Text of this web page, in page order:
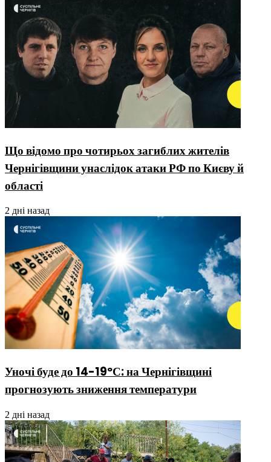
Що відомо про чотирьох загиблих жителів
Чернігівщини унаслідок атаки РФ по Києву й
області
2 дні назад
Уночі буде до 14-19ºС: на Чернігівщині
прогнозують зниження температури
2 дні назад